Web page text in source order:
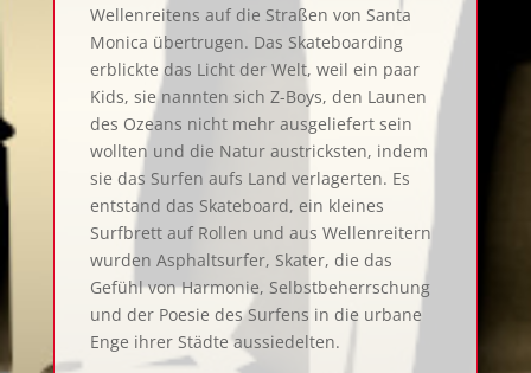
Wellenreitens auf die Straßen von Santa
Monica übertrugen. Das Skateboarding
erblickte das Licht der Welt, weil ein paar
Kids, sie nannten sich Z-Boys, den Launen
des Ozeans nicht mehr ausgeliefert sein
wollten und die Natur austricksten, indem
sie das Surfen aufs Land verlagerten. Es
entstand das Skateboard, ein kleines
Surfbrett auf Rollen und aus Wellenreitern
wurden Asphaltsurfer, Skater, die das
Gefühl von Harmonie, Selbstbeherrschung
und der Poesie des Surfens in die urbane
Enge ihrer Städte aussiedelten.